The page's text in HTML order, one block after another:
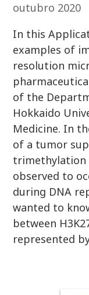
outubro 2020
In this
examples of
resolution
of the
Hokkaido
Medicine. In
of a tumor
trimethylation
observed to
during DNA
wanted to
between
represented